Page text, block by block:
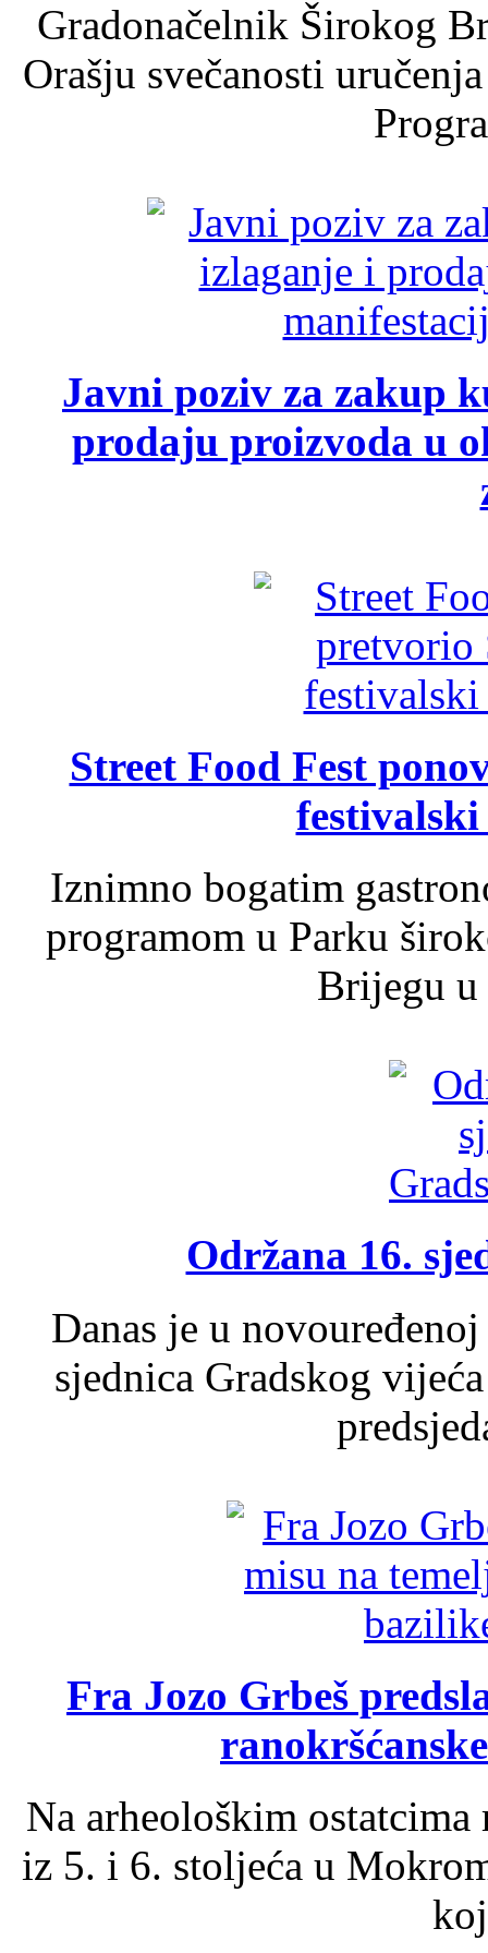
Gradonačelnik Širokog
Orašju svečanosti
Javni poziv za zakup
prodaju proizvoda u
Street Food Fest
Iznimno bogatim
programom u Parku
Brijegu u
Održana 16.
Danas je u
sjednica Gradskog
Fra Jozo Grbeš
Na arheološkim
iz 5. i 6. stoljeća u